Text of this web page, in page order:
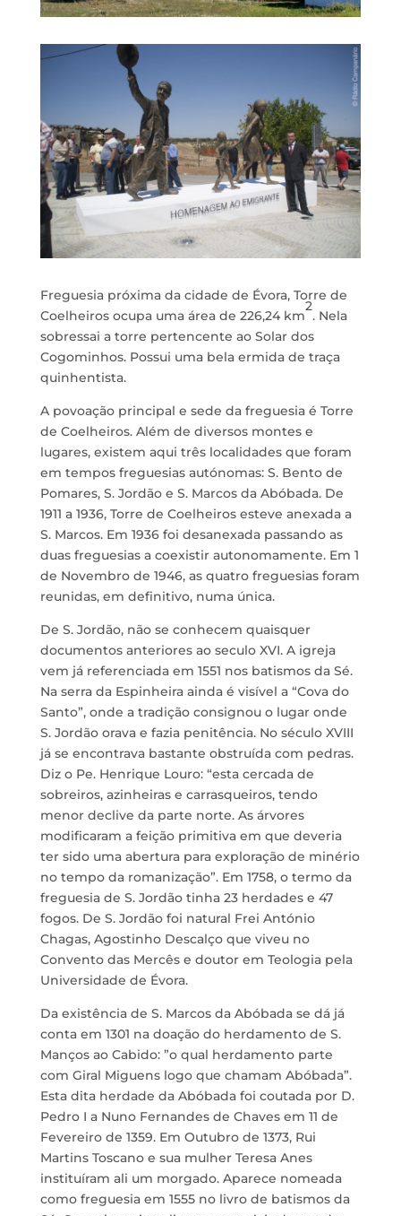
Freguesia próxima da cidade de Évora, Torre de
Coelheiros ocupa uma área de 226,24 km
2
. Nela
sobressai a torre pertencente ao Solar dos
Cogominhos. Possui uma bela ermida de traça
quinhentista.
A povoação principal e sede da freguesia é Torre
de Coelheiros. Além de diversos montes e
lugares, existem aqui três localidades que foram
em tempos freguesias autónomas: S. Bento de
Pomares, S. Jordão e S. Marcos da Abóbada. De
1911 a 1936, Torre de Coelheiros esteve anexada a
S. Marcos. Em 1936 foi desanexada passando as
duas freguesias a coexistir autonomamente. Em 1
de Novembro de 1946, as quatro freguesias foram
reunidas, em definitivo, numa única.
De S. Jordão, não se conhecem quaisquer
documentos anteriores ao seculo XVI. A igreja
vem já referenciada em 1551 nos batismos da Sé.
Na serra da Espinheira ainda é visível a “Cova do
Santo”, onde a tradição consignou o lugar onde
S. Jordão orava e fazia penitência. No século XVIII
já se encontrava bastante obstruída com pedras.
Diz o Pe. Henrique Louro: “esta cercada de
sobreiros, azinheiras e carrasqueiros, tendo
menor declive da parte norte. As árvores
modificaram a feição primitiva em que deveria
ter sido uma abertura para exploração de minério
no tempo da romanização”. Em 1758, o termo da
freguesia de S. Jordão tinha 23 herdades e 47
fogos. De S. Jordão foi natural Frei António
Chagas, Agostinho Descalço que viveu no
Convento das Mercês e doutor em Teologia pela
Universidade de Évora.
Da existência de S. Marcos da Abóbada se dá já
conta em 1301 na doação do herdamento de S.
Manços ao Cabido: ”o qual herdamento parte
com Giral Miguens logo que chamam Abóbada”.
Esta dita herdade da Abóbada foi coutada por D.
Pedro I a Nuno Fernandes de Chaves em 11 de
Fevereiro de 1359. Em Outubro de 1373, Rui
Martins Toscano e sua mulher Teresa Anes
instituíram ali um morgado. Aparece nomeada
como freguesia em 1555 no livro de batismos da